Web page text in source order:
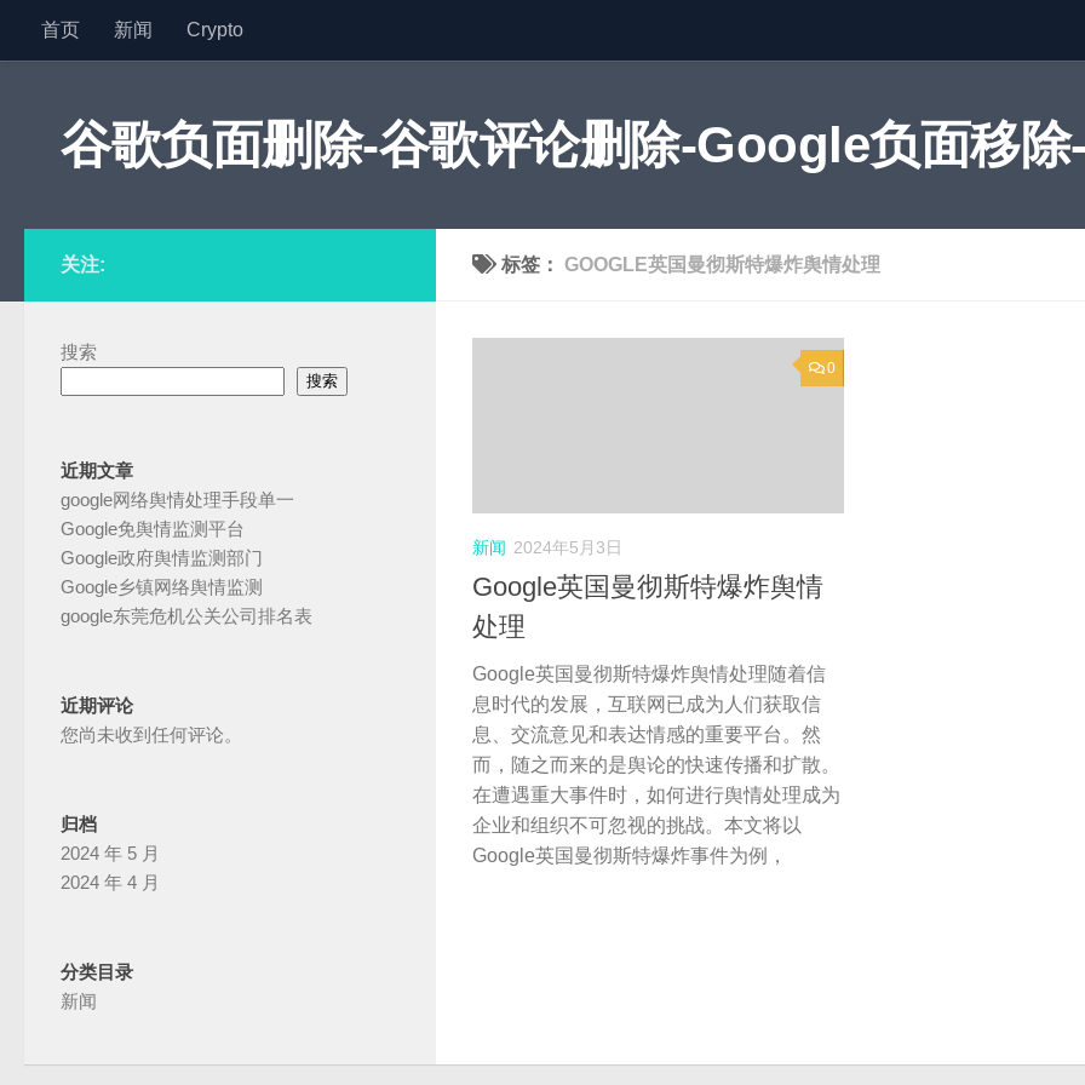
跳至内容
首页 新闻 Crypto
谷歌负面删除-谷歌评论删除-Google负面移
标签： GOOGLE英国曼彻斯特爆炸舆情处理
0
新闻 2024年5月3日
Google英国曼彻斯特爆炸舆情
处理
Google英国曼彻斯特爆炸舆情处理随着信
息时代的发展，互联网已成为人们获取信
息、交流意见和表达情感的重要平台。然
而，随之而来的是舆论的快速传播和扩散。
在遭遇重大事件时，如何进行舆情处理成为
企业和组织不可忽视的挑战。本文将以
Google英国曼彻斯特爆炸事件为例，
关注:
搜索
搜索
近期文章
google网络舆情处理手段单一
Google免舆情监测平台
Google政府舆情监测部门
Google乡镇网络舆情监测
google东莞危机公关公司排名表
近期评论
您尚未收到任何评论。
归档
2024 年 5 月
2024 年 4 月
分类目录
新闻